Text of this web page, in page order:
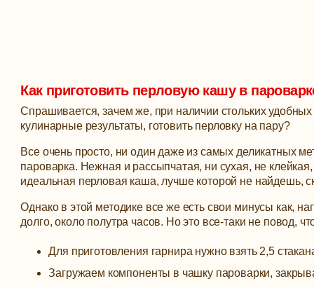
Как приготовить перловую кашу в
Спрашивается, зачем же, при наличии стольких
кулинарные результаты, готовить перловку на пару?
Все очень просто, ни один даже из самых деликатных
пароварка. Нежная и рассыпчатая, ни сухая, не
идеальная перловая каша, лучше которой не найдешь,
Однако в этой методике все же есть свои минусы как,
долго, около полутра часов. Но это все-таки не повод,
Для приготовления гарнира нужно взять 2,5
Загружаем компоненты в чашку пароварки,